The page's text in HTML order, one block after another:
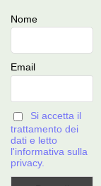
Nome
Email
Si accetta il
trattamento dei
dati e letto
l'informativa sulla
privacy.